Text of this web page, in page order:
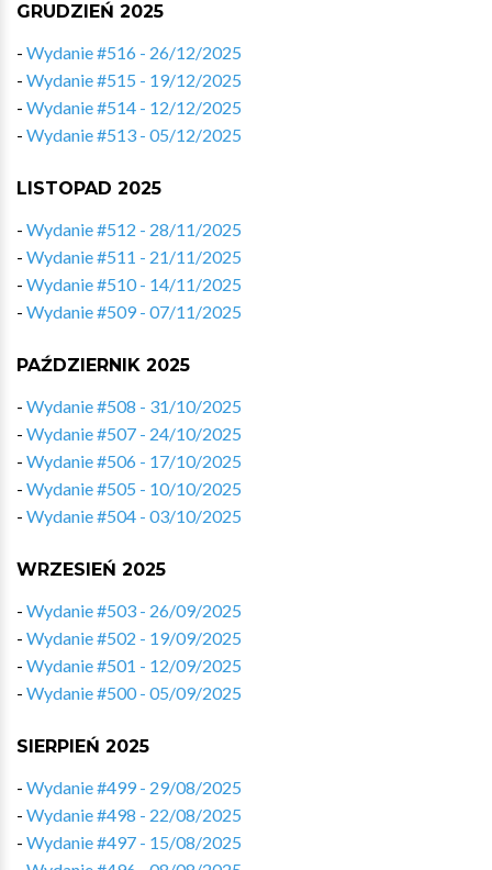
GRUDZIEŃ 2025
- Wydanie #516 - 26/12/2025
- Wydanie #515 - 19/12/2025
- Wydanie #514 - 12/12/2025
- Wydanie #513 - 05/12/2025
LISTOPAD 2025
- Wydanie #512 - 28/11/2025
- Wydanie #511 - 21/11/2025
- Wydanie #510 - 14/11/2025
- Wydanie #509 - 07/11/2025
PAŹDZIERNIK 2025
- Wydanie #508 - 31/10/2025
- Wydanie #507 - 24/10/2025
- Wydanie #506 - 17/10/2025
- Wydanie #505 - 10/10/2025
- Wydanie #504 - 03/10/2025
WRZESIEŃ 2025
- Wydanie #503 - 26/09/2025
- Wydanie #502 - 19/09/2025
- Wydanie #501 - 12/09/2025
- Wydanie #500 - 05/09/2025
SIERPIEŃ 2025
- Wydanie #499 - 29/08/2025
- Wydanie #498 - 22/08/2025
- Wydanie #497 - 15/08/2025